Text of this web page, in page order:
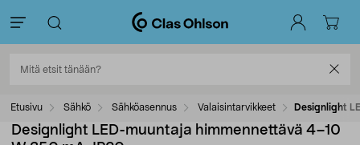
Etusivu Sähkö Sähköasennus Valaisintarvikkeet Designlight
Designlight LED-muuntaja himmennettävä 4–10